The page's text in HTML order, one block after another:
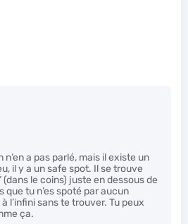
n’en a pas parlé, mais il existe un
il y a un safe spot. Il se trouve
(dans le coins) juste en dessous de
que tu n’es spoté par aucun
l’infini sans te trouver. Tu peux
ça.